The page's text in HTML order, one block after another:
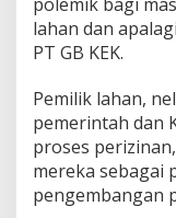
lahan dan
PT GB KEK.
Pemilik lahan,
pemerintah dan
proses
mereka sebagai
pengembangan